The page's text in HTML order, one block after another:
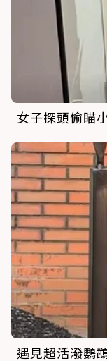
女子探頭偷瞄
遇見超活潑鸚